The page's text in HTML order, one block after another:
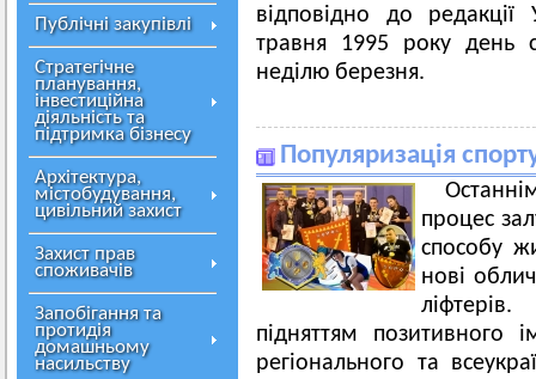
Публічні закупівлі
Стратегічне
планування,
інвестиційна
діяльність та
підтримка бізнесу
Архітектура,
містобудування,
цивільний захист
Захист прав
споживачів
Запобігання та
протидія
домашньому
насильству
відповідно до
травня 1995 року день
неділю березня.
Популяризація
процес
способу
нові
ліфтерів.
підняттям позитивного
регіонального та